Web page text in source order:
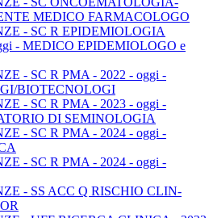
MEDICO FARMACOLOGO
- SC R EPIDEMIOLOGIA
- MEDICO EPIDEMIOLOGO e
- SC R PMA - 2022 - oggi -
BIOTECNOLOGI
- SC R PMA - 2023 - oggi -
DI SEMINOLOGIA
- SC R PMA - 2024 - oggi -
- SC R PMA - 2024 - oggi -
- SS ACC Q RISCHIO CLIN-